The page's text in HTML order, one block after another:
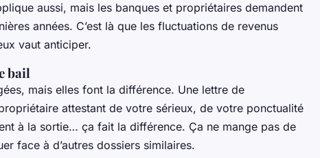
aussi, mais les banques et propriétaires demandent
années. C’est là que les fluctuations de revenus
vaut anticiper.
bail
mais elles font la différence. Une lettre de
attestant de votre sérieux, de votre ponctualité
à la sortie… ça fait la différence. Ça ne mange pas de
face à d’autres dossiers similaires.